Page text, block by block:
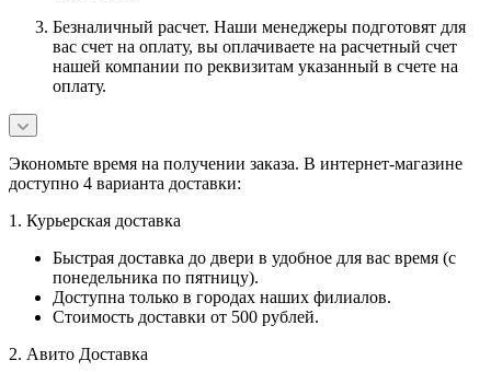
Безналичный расчет. Наши менеджеры подготовят для
вас счет на оплату, вы оплачиваете на расчетный счет
нашей компании по реквизитам указанный в счете на
оплату.
Экономьте время на получении заказа. В интернет-магазине
доступно 4 варианта доставки:
1. Курьерская доставка
Быстрая доставка до двери в удобное для вас время (с
понедельника по пятницу).
Доступна только в городах наших филиалов.
Стоимость доставки от 500 рублей.
2. Авито Доставка